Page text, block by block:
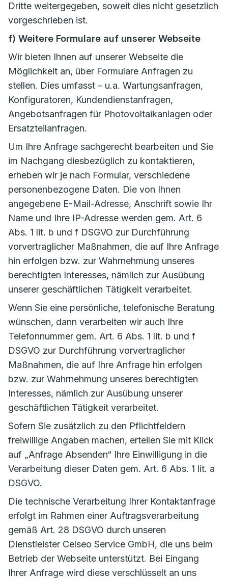
Dritte weitergegeben, soweit dies nicht gesetzlich
vorgeschrieben ist.
f) Weitere Formulare auf unserer Webseite
Wir bieten Ihnen auf unserer Webseite die
Möglichkeit an, über Formulare Anfragen zu
stellen. Dies umfasst – u.a. Wartungsanfragen,
Konfiguratoren, Kundendienstanfragen,
Angebotsanfragen für Photovoltaikanlagen oder
Ersatzteilanfragen.
Um Ihre Anfrage sachgerecht bearbeiten und Sie
im Nachgang diesbezüglich zu kontaktieren,
erheben wir je nach Formular, verschiedene
personenbezogene Daten. Die von Ihnen
angegebene E-Mail-Adresse, Anschrift sowie Ihr
Name und Ihre IP-Adresse werden gem. Art. 6
Abs. 1 lit. b und f DSGVO zur Durchführung
vorvertraglicher Maßnahmen, die auf Ihre Anfrage
hin erfolgen bzw. zur Wahrnehmung unseres
berechtigten Interesses, nämlich zur Ausübung
unserer geschäftlichen Tätigkeit verarbeitet.
Wenn Sie eine persönliche, telefonische Beratung
wünschen, dann verarbeiten wir auch Ihre
Telefonnummer gem. Art. 6 Abs. 1 lit. b und f
DSGVO zur Durchführung vorvertraglicher
Maßnahmen, die auf Ihre Anfrage hin erfolgen
bzw. zur Wahrnehmung unseres berechtigten
Interesses, nämlich zur Ausübung unserer
geschäftlichen Tätigkeit verarbeitet.
Sofern Sie zusätzlich zu den Pflichtfeldern
freiwillige Angaben machen, erteilen Sie mit Klick
auf „Anfrage Absenden“ Ihre Einwilligung in die
Verarbeitung dieser Daten gem. Art. 6 Abs. 1 lit. a
DSGVO.
Die technische Verarbeitung Ihrer Kontaktanfrage
erfolgt im Rahmen einer Auftragsverarbeitung
gemäß Art. 28 DSGVO durch unseren
Dienstleister Celseo Service GmbH, die uns beim
Betrieb der Webseite unterstützt. Bei Eingang
Ihrer Anfrage wird diese verschlüsselt an uns